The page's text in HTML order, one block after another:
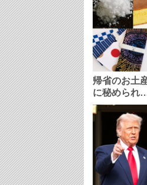
帰省のお土
に秘められ